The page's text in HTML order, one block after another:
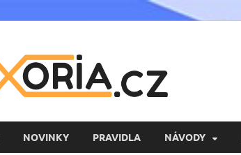
NOVINKY PRAVIDLA NÁVODY